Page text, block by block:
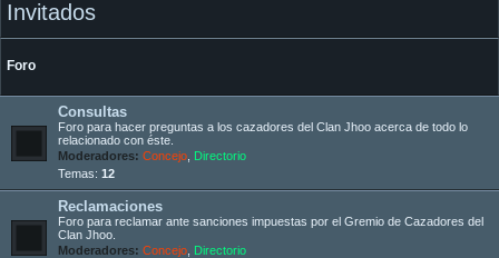
Invitados
Foro
Consultas
Foro para hacer preguntas a los cazadores del Clan Jhoo acerca de todo lo
relacionado con éste.
Moderadores: Concejo Directorio
Temas: 12
Reclamaciones
Foro para reclamar ante sanciones impuestas por el Gremio de Cazadores del
Clan Jhoo.
Moderadores: Concejo Directorio